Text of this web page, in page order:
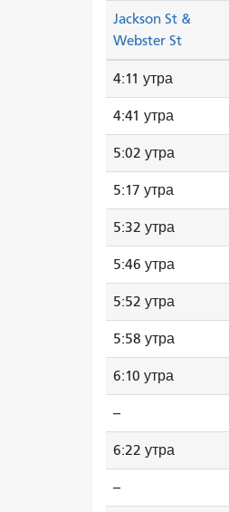
Jackson St &
Webster St
4:11 утра
4:41 утра
5:02 утра
5:17 утра
5:32 утра
5:46 утра
5:52 утра
5:58 утра
6:10 утра
--
6:22 утра
--